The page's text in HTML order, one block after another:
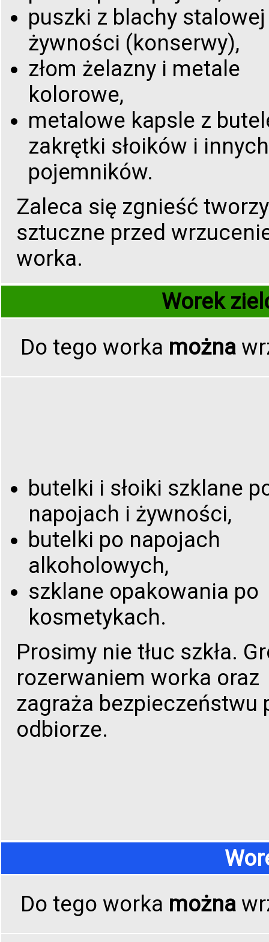
puszki z blachy
żywności (konserwy),
złom żelazny i metale
kolorowe,
metalowe kapsle z
zakrętki słoików i innych
pojemników.
Zaleca się zgnieść
sztuczne przed
worka.
Worek
Do tego worka można
butelki i słoiki szklane
napojach i żywności,
butelki po napojach
alkoholowych,
szklane opakowania po
kosmetykach.
Prosimy nie tłuc szkła.
rozerwaniem worka oraz
zagraża bezpieczeństwu
odbiorze.
Do tego worka można